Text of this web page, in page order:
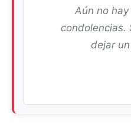
Aún no
condolencias.
dejar